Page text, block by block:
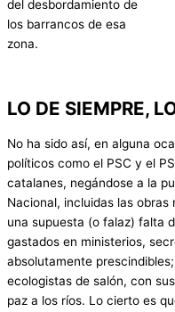
del desbordamiento de
los barrancos de esa
zona.
LO DE SIEMPRE,
No ha sido así, en alguna
políticos como el PSC y el
catalanes, negándose a la
Nacional, incluidas las
una supuesta (o falaz) falta
gastados en ministerios,
absolutamente
ecologistas de salón, con
paz a los ríos. Lo cierto es